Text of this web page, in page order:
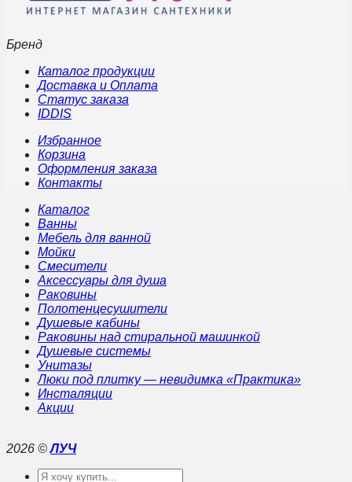
Бренд
Каталог продукции
Доставка и Оплата
Статус заказа
IDDIS
Избранное
Корзина
Оформления заказа
Контакты
Каталог
Ванны
Мебель для ванной
Мойки
Смесители
Аксессуары для душа
Раковины
Полотенцесушители
Душевые кабины
Раковины над стиральной машинкой
Душевые системы
Унитазы
Люки под плитку — невидимка «Практика»
Инсталяции
Акции
2026 ©ЛУЧ
Искать: